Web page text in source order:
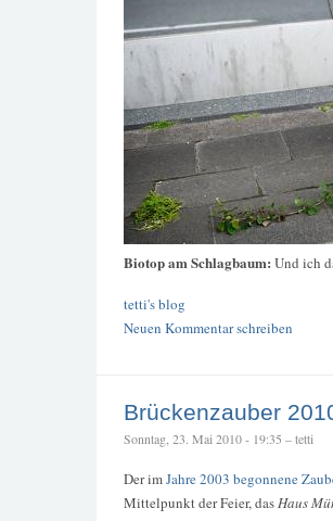
Biotop am Schlagbaum: Und ich
tetti's blog
Neuen Kommentar schreiben
Brückenzauber
Sonntag, 23. Mai 2010 - 19:35 – tetti
Der imJahre 2003 begonnene
Mittelpunkt der Feier, dasHaus